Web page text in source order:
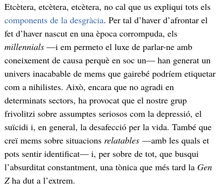
Etcètera, etcètera, etcètera, no cal que us expliqui tots els
components de la desgràcia. Per tal d’haver d’afrontar el
fet d’haver nascut en una època corrompuda, els
millennials—i em permeto el luxe de parlar-ne amb
coneixement de causa perquè en soc un— han generat un
univers inacabable de mems que gairebé podríem etiquetar
com a nihilistes. Això, encara que no agradi en
determinats sectors, ha provocat que el nostre grup
frivolitzi sobre assumptes seriosos com la depressió, el
suïcidi i, en general, la desafecció per la vida. També que
creï mems sobre situacions relatables—amb les quals et
pots sentir identificat— i, per sobre de tot, que busqui
l’absurditat constantment, una tònica que més tard la Gen
Zha dut a l’extrem.